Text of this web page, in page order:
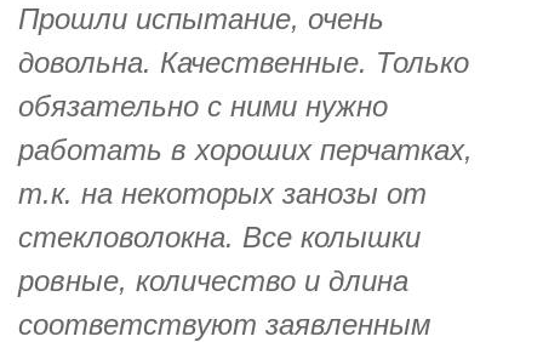
Прошли испытание, очень
довольна. Качественные. Только
обязательно с ними нужно
работать в хороших перчатках,
т.к. на некоторых занозы от
стекловолокна. Все колышки
ровные, количество и длина
соответствуют заявленным